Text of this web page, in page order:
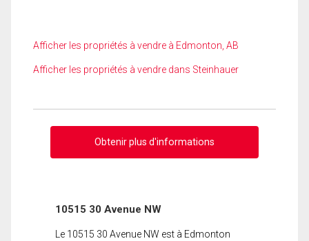
Afficher les propriétés à vendre à Edmonton, AB
Afficher les propriétés à vendre dans Steinhauer
Obtenir plus d'informations
10515 30 Avenue NW
Le 10515 30 Avenue NW est à Edmonton